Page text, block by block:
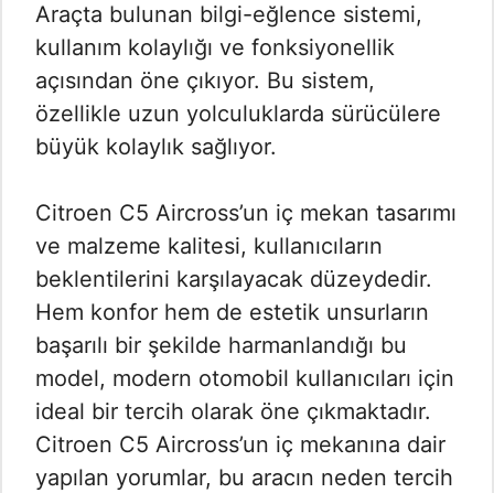
Araçta bulunan bilgi-eğlence sistemi,
kullanım kolaylığı ve fonksiyonellik
açısından öne çıkıyor. Bu sistem,
özellikle uzun yolculuklarda sürücülere
büyük kolaylık sağlıyor.
Citroen C5 Aircross’un iç mekan tasarımı
ve malzeme kalitesi, kullanıcıların
beklentilerini karşılayacak düzeydedir.
Hem konfor hem de estetik unsurların
başarılı bir şekilde harmanlandığı bu
model, modern otomobil kullanıcıları için
ideal bir tercih olarak öne çıkmaktadır.
Citroen C5 Aircross’un iç mekanına dair
yapılan yorumlar, bu aracın neden tercih